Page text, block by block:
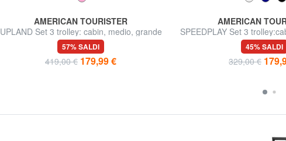
AMERICAN TOURISTER
UPLAND Set 3 trolley: cabin, medio, grande
57% SALDI
419,00 € 179,99 €
AMERICAN
SPEEDPLAY Set 3
45% SALDI
329,00 €